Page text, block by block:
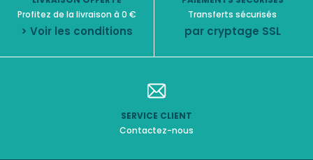
Profitez de la livraison à 0 €
> Voir les conditions
Transferts sécurisés
par cryptage SSL
SERVICE CLIENT
Contactez-nous